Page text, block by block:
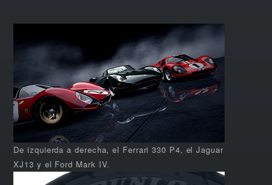
De izquierda a derecha, el Ferrari 330 P4, el Jaguar
XJ13 y el Ford Mark IV.